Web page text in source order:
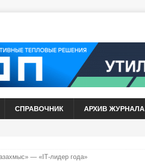
СПРАВОЧНИК АРХИВ ЖУРНАЛА
— «IТ-лидер года»